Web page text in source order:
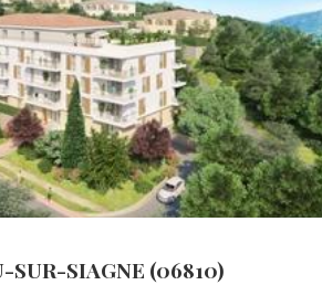
SUR-SIAGNE (06810)